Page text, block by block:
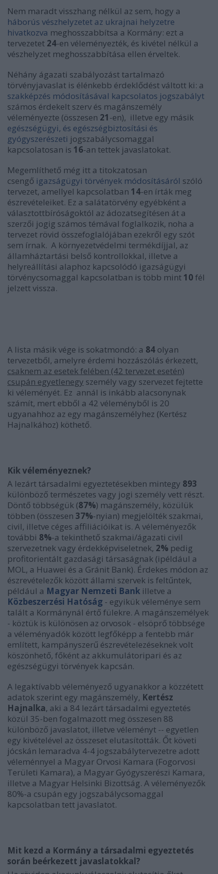
Nem maradt visszhang nélkül az sem, hogy a
háborús vészhelyzetet az ukrajnai helyzetre
hivatkozva meghosszabbítsa a Kormány: ezt a
tervezetet 24-en véleményezték, és kivétel nélkül a
vészhelyzet meghosszabbítása ellen érveltek.
Néhány ágazati szabályozást tartalmazó
törvényjavaslat is élénkebb érdeklődést váltott ki: a
szakképzés módosításával kapcsolatos jogszabályt
számos érdekelt szerv és magánszemély
véleményezte (összesen 21-en), illetve egy másik
egészségügyi, és egészségbiztosítási és
gyógyszerészeti jogszabálycsomaggal
kapcsolatosan is 16-an tettek javaslatokat.
Megemlíthető még itt a titokzatosan
csengő igazságügyi törvények módosításáról szóló
tervezet, amellyel kapcsolatban 14-en írták meg
észrevételeiket. Ez a salátatörvény egyébként a
választottbíróságoktól az ádozatsegítésen át a
szerzői jogig számos témával foglalkozik, noha a
tervezet rövid összefoglalójában ezekről egy szót
sem írnak. A környezetvédelmi termékdíjjal, az
államháztartási belső kontrollokkal, illetve a
helyreállítási alaphoz kapcsolódó igazságügyi
törvénycsomaggal kapcsolatban is több mint 10fél
jelzett vissza.
A lista másik vége is sokatmondó: a 84 olyan
tervezetből, amelyre érdemi hozzászólás érkezett,
csaknem az esetek felében (42 tervezet esetén)
csupán egyetlenegy személy vagy szervezet fejtette
ki véleményét. Ez annál is inkább alacsonynak
számít, mert ebből a 42 véleményből is 20
ugyanahhoz az egy magánszemélyhez (Kertész
Hajnalkához) köthető.
Kik véleményeznek?
A lezárt társadalmi egyeztetésekben mintegy 893
különböző természetes vagy jogi személy vett részt.
Döntő többségük (87%) magánszemély, közülük
többen (összesen 37%-nyian) megjelölték szakmai,
civil, illetve céges affiliációikat is. A véleményezők
további 8%-a tekinthető szakmai/ágazati civil
szervezetnek vagy érdekképviseletnek, 2% pedig
profitorientált gazdasági társaságnak (ipéldául a
MOL, a Huawei és a Gránit Bank). Érdekes módon az
észrevételezők között állami szervek is feltűntek,
például a Magyar Nemzeti Bank illetve a
Közbeszerzési Hatóság - egyikük véleménye sem
talált a Kormánynál értő fülekre. A magánszemélyek
- köztük is különösen az orvosok - elsöprő többsége
a véleményadók között legfőképp a fentebb már
említett, kampányszerű észrevételezéseknek volt
köszönhető, főként az akkumulátoripari és az
egészségügyi törvények kapcsán.
A legaktívabb véleményező ugyanakkor a közzétett
adatok szerint egy magánszemély, Kertész
Hajnalka, aki a 84 lezárt társadalmi egyeztetés
közül 35-ben fogalmazott meg összesen 88
különböző javaslatot, illetve véleményt -- egyetlen
egy kivételével az összeset elutasították. Őt követi
jócskán lemaradva 4-4 jogszabálytervezetre adott
véleménnyel a Magyar Orvosi Kamara (Fogorvosi
Területi Kamara), a Magyar Gyógyszerészi Kamara,
illetve a Magyar Helsinki Bizottság. A véleményezők
80%-a csupán egy jogszabálycsomaggal
kapcsolatban tett javaslatot.
Mit kezd a Kormány a társadalmi egyeztetés
során beérkezett javaslatokkal?